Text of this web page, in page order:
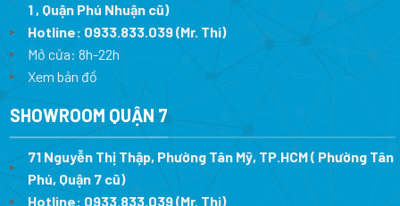
1 , Quận Phú Nhuận cũ)
Hotline: 0933.833.039(Mr. Thi)
Mở cửa: 8h-22h
Xem bản đồ
SHOWROOM QUẬN 7
71 Nguyễn Thị Thập, Phường Tân Mỹ, TP.HCM ( Phường Tân
Phú, Quận 7 cũ)
Hotline: 0933.833.039(Mr. Thi)